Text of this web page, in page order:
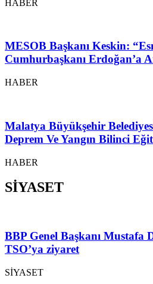
HABER
MESOB Başkanı Keskin:
Cumhurbaşkanı Erdoğan’a
HABER
Malatya Büyükşehir
Deprem Ve Yangın Bilinci
HABER
SİYASET
BBP Genel Başkanı Mustafa
TSO’ya ziyaret
SİYASET